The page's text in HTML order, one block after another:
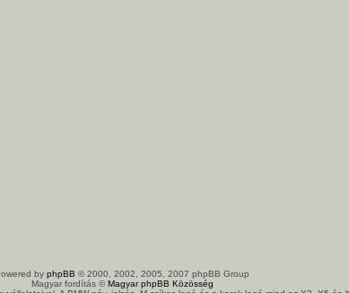
by phpBB © 2000, 2002, 2005, 2007 phpBB Group
Magyar fordítás ©Magyar phpBB Közösség